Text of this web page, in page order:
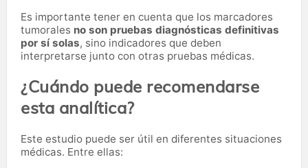
Es importante tener en cuenta que los marcadores
tumorales no son pruebas diagnósticas definitivas
por sí solas, sino indicadores que deben
interpretarse junto con otras pruebas médicas.
¿Cuándo puede recomendarse
esta analítica?
Este estudio puede ser útil en diferentes situaciones
médicas. Entre ellas: